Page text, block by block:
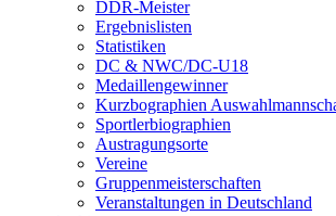
DDR-Meister
Ergebnislisten
Statistiken
DC & NWC/DC-U18
Medaillengewinner
Kurzbographien
Sportlerbiographien
Austragungsorte
Vereine
Gruppenmeisterschaften
Veranstaltungen in Deutschland